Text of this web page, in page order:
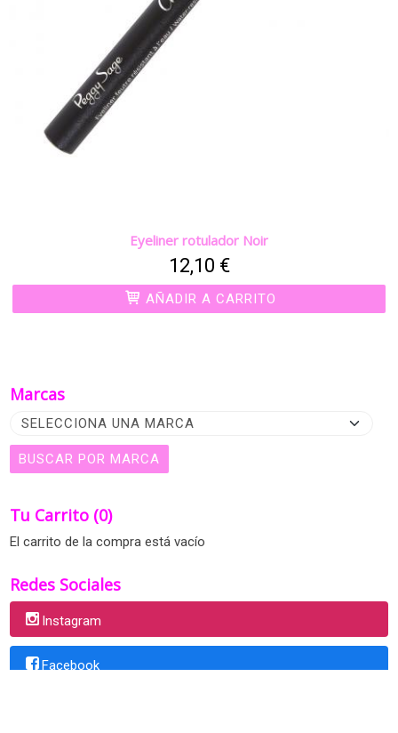
Marcas
Tu Carrito (0)
El carrito de la compra está vacío
Redes Sociales
Instagram
Facebook
Eyeliner rotulador Noir
12,10 €
AÑADIR A CARRITO